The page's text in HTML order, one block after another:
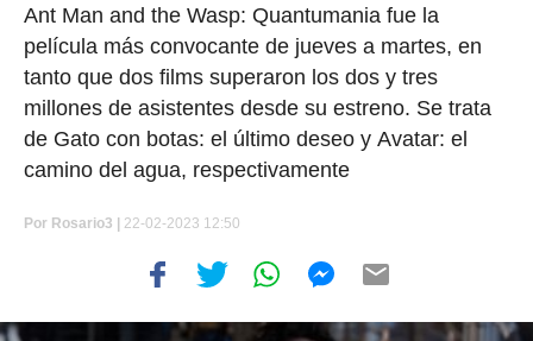
Ant Man and the Wasp: Quantumania fue la
película más convocante de jueves a martes, en
tanto que dos films superaron los dos y tres
millones de asistentes desde su estreno. Se trata
de Gato con botas: el último deseo y Avatar: el
camino del agua, respectivamente
Por Rosario3 | 22-02-2023 12:50